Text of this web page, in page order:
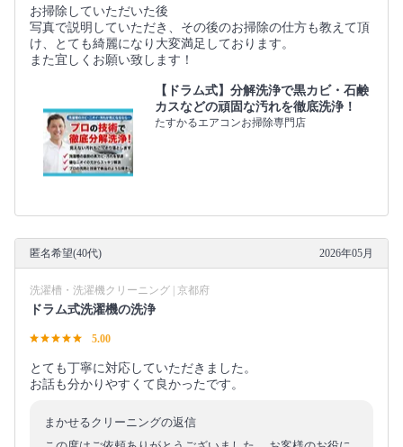
お掃除していただいた後
写真で説明していただき、その後のお掃除の仕方も教えて頂
け、とても綺麗になり大変満足しております。
また宜しくお願い致します！
【ドラム式】分解洗浄で黒カビ・石鹸
カスなどの頑固な汚れを徹底洗浄！
たすかるエアコンお掃除専門店
匿名希望(40代) 2026年05月
洗濯槽・洗濯機クリーニング | 京都府
ドラム式洗濯機の洗浄
5.00
とても丁寧に対応していただきました。
お話も分かりやすくて良かったです。
まかせるクリーニングの返信